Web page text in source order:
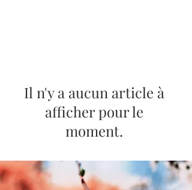
Il n'y a aucun article à
afficher pour le
moment.